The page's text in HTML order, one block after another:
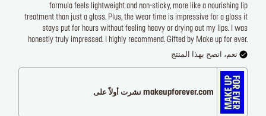
formula feels lightweight and non-sticky, more like a nourishing lip
treatment than just a gloss. Plus, the wear time is impressive for a gloss it
stays put for hours without feeling heavy or drying out my lips. I was
honestly truly impressed. I highly recommend. Gifted by Make up for ever.
نعم، انصح بهذا المنتج
makeupforever.com نشرت أولاً على